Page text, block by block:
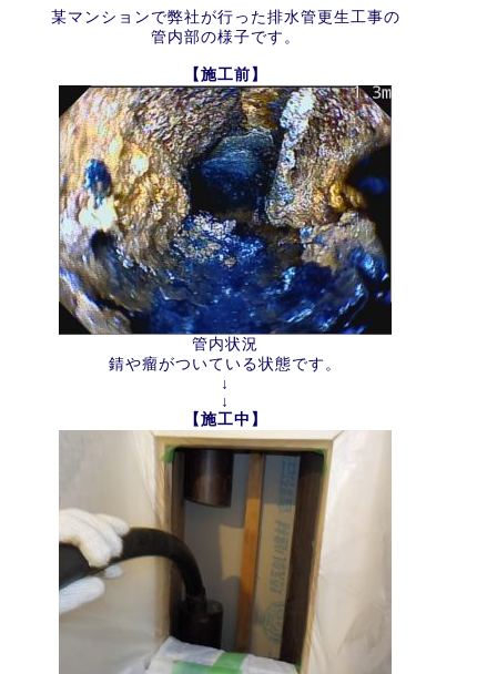
某マンションで弊社が行った排水管更生工事の
管内部の様子です。
【施工前】
管内状況
錆や瘤がついている状態です。
↓
↓
【施工中】